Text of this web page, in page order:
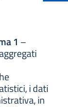
1 –
i dati
in